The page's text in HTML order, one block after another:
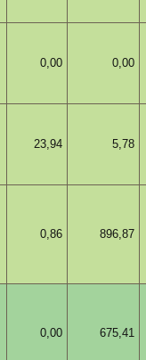
0,00 0,00
23,94 5,78
0,86 896,87
0,00 675,41